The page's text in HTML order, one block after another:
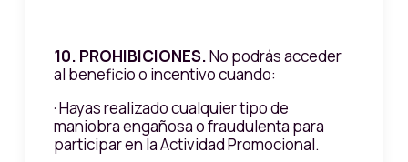
10. PROHIBICIONES.No podrás acceder
al beneficio o incentivo cuando:
· Hayas realizado cualquier tipo de
maniobra engañosa o fraudulenta para
participar en la Actividad Promocional.